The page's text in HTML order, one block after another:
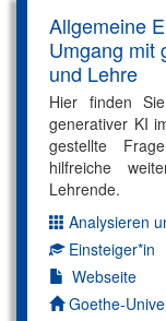
Allgemeine
Umgang mit
und Lehre
Hier finden
generativer KI
gestellte
hilfreiche
Lehrende.
Dimension:
Analysieren
Einsteiger*in
Webseite
Autor*in:
Goethe-